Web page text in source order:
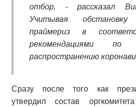
отбор, - рассказал
Учитывая
праймериз в
рекомендациями по
распространению
Сразу после того как
утвердил состав